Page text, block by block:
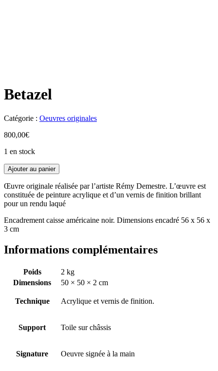
Betazel
Catégorie : Oeuvres originales
800,00€
1 en stock
Ajouter au panier
Œuvre originale réalisée par l’artiste Rémy Demestre. L’œuvre est
constituée de peinture acrylique et d’un vernis de finition brillant
pour un rendu laqué
Encadrement caisse américaine noir. Dimensions encadré 56 x 56 x
3 cm
Informations complémentaires
Poids
2 kg
Dimensions
50 × 50 × 2 cm
Technique Acrylique et vernis de finition.
Support Toile sur châssis
Signature Oeuvre signée à la main